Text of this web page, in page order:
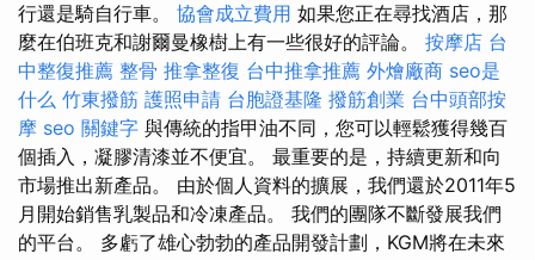
行還是騎自行車。 協會成立費用 如果您正在尋找酒店，那
麼在伯班克和謝爾曼橡樹上有一些很好的評論。 按摩店 台
中整復推薦 整骨 推拿整復 台中推拿推薦 外燴廠商 seo是
什么 竹東撥筋 護照申請 台胞證基隆 撥筋創業 台中頭部按
摩 seo 關鍵字 與傳統的指甲油不同，您可以輕鬆獲得幾百
個插入，凝膠清漆並不便宜。 最重要的是，持續更新和向
市場推出新產品。 由於個人資料的擴展，我們還於2011年5
月開始銷售乳製品和冷凍產品。 我們的團隊不斷發展我們
的平台。 多虧了雄心勃勃的產品開發計劃，KGM將在未來